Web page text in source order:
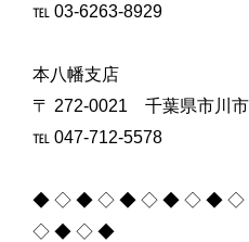
℡ 03-6263-8929
本八幡支店
〒 272-0021 千葉県市川
℡ 047-712-5578
◆ ◇ ◆ ◇ ◆ ◇ ◆ ◇ ◆
◇ ◆ ◇ ◆